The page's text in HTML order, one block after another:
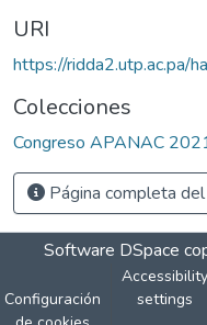
URI
https://
Colecciones
Congreso APANAC
Página completa
Software DSpace
Configuración
Accessibility
settings